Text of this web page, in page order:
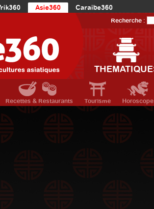
Asie360
Caraibe360
AmériqueDuNord360
Recherche :
Recettes & Restaurants Tourisme Horoscope